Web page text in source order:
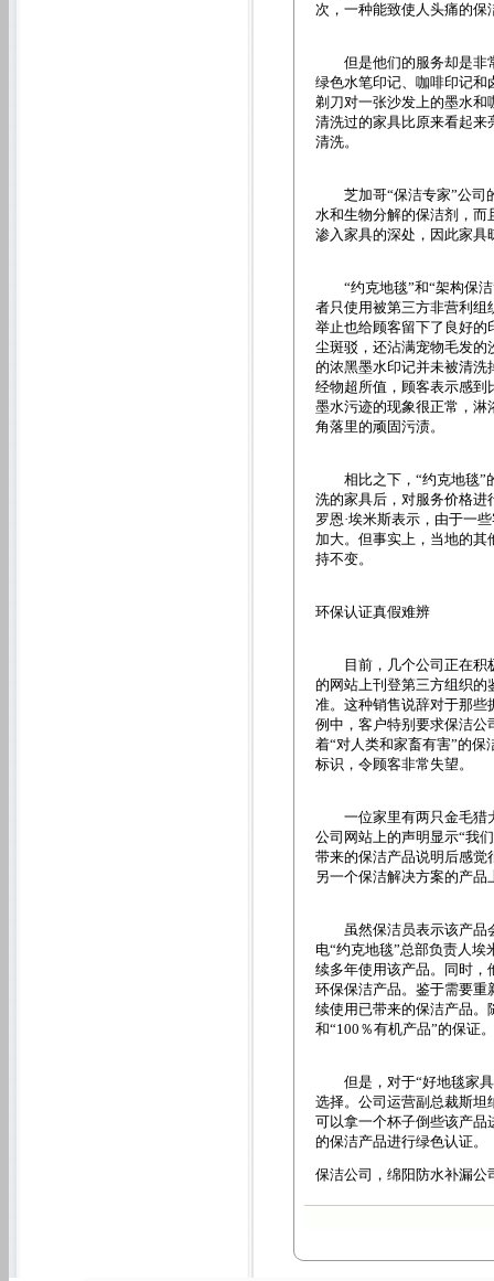
次，一种能致使人头痛的保
但是他们的服务却是非常
绿色水笔印记、咖啡印记和
剃刀对一张沙发上的墨水和
清洗过的家具比原来看起来
清洗。
芝加哥“保洁专家”公司的
水和生物分解的保洁剂，而
渗入家具的深处，因此家具
“约克地毯”和“架构保洁
者只使用被第三方非营利组
举止也给顾客留下了良好的
尘斑驳，还沾满宠物毛发的
的浓黑墨水印记并未被清洗
经物超所值，顾客表示感到
墨水污迹的现象很正常，淋
角落里的顽固污渍。
相比之下，“约克地毯”
洗的家具后，对服务价格进
罗恩·埃米斯表示，由于一
加大。但事实上，当地的
持不变。
环保认证真假难辨
目前，几个公司正在积极
的网站上刊登第三方组织的
准。这种销售说辞对于那些
例中，客户特别要求保洁公
着“对人类和家畜有害”的
标识，令顾客非常失望。
一位家里有两只金毛猎犬
公司网站上的声明显示“我
带来的保洁产品说明后感觉
另一个保洁解决方案的产
虽然保洁员表示该产品
电“约克地毯”总部负责人
续多年使用该产品。同时，
环保保洁产品。鉴于需要重
续使用已带来的保洁产品。
和“100％有机产品”的保证。
但是，对于“好地毯家具
选择。公司运营副总裁斯坦
可以拿一个杯子倒些该产品
的保洁产品进行绿色认证。
保洁公司，绵阳防水补漏公